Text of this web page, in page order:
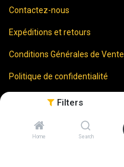
Filters
Home Search
Contactez-nous
Expéditions et retours
Conditions Générales de Vente
Politique de confidentialité
Mentions Légales